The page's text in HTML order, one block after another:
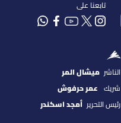
تابعنا على
الناشر ميشال المر
شريك عمر حرفوش
رئيس التحرير أمجد اسكندر